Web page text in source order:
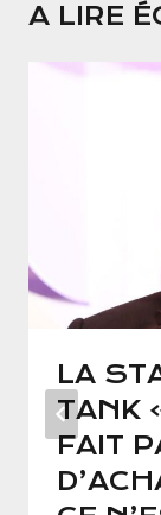
A LIRE
LA
TANK
FAIT